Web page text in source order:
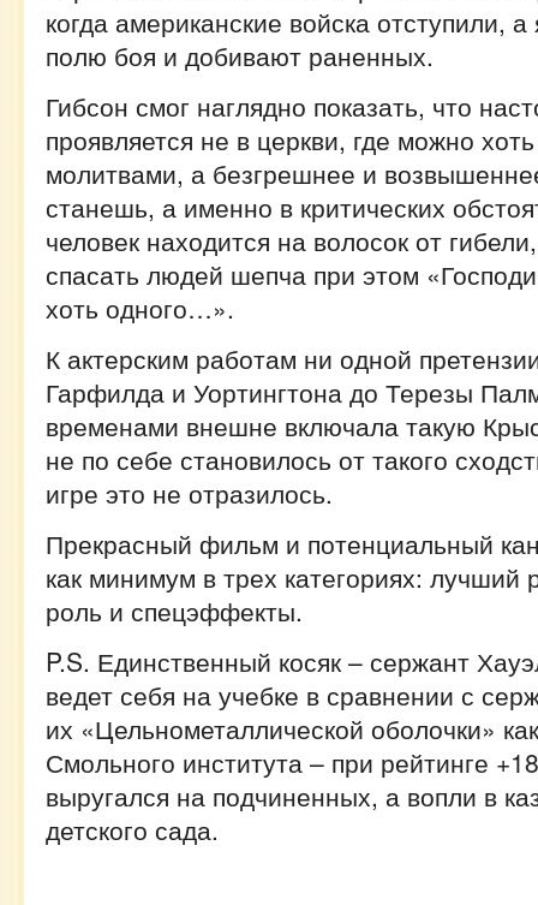
когда американские войска отступили,
полю боя и добивают раненных.
Гибсон смог наглядно показать, что
проявляется не в церкви, где можно
молитвами, а безгрешнее и
станешь, а именно в критических
человек находится на волосок от
спасать людей шепча при этом
хоть одного…».
К актерским работам ни одной
Гарфилда и Уортингтона до Терезы
временами внешне включала такую
не по себе становилось от такого
игре это не отразилось.
Прекрасный фильм и потенциальный
как минимум в трех категориях: лучший
роль и спецэффекты.
P.S. Единственный косяк – сержант
ведет себя на учебке в сравнении с
их «Цельнометаллической оболочки»
Смольного института – при рейтинге
выругался на подчиненных, а вопли в
детского сада.